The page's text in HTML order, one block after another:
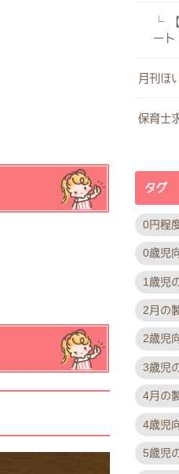
ート
月刊ほ
保育士
タグ
0円程
0歳児
1歳児
2月の
2歳児
3歳児
4月の
4歳児
5歳児